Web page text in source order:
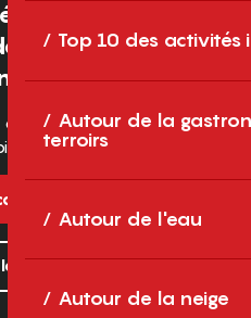
Top 10 des activités
Autour de la
terroirs
Autour de l'eau
Autour de la neige
Pyrénées-
Pyrénées
Cedex
newsletter